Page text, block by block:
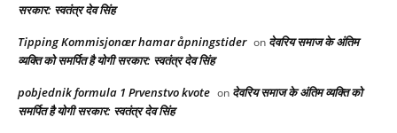
सरकार: स्वतंत्र देव सिंह
Tipping Kommisjonær hamar åpningstider on देवरिय समाज के अंतिम
व्यक्ति को समर्पित है योगी सरकार: स्वतंत्र देव सिंह
pobjednik formula 1 Prvenstvo kvote on देवरिय समाज के अंतिम व्यक्ति को
समर्पित है योगी सरकार: स्वतंत्र देव सिंह